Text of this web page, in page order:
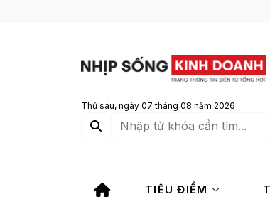
Thứ sáu, ngày 07 tháng 08 năm 2026
TIÊU ĐIỂM